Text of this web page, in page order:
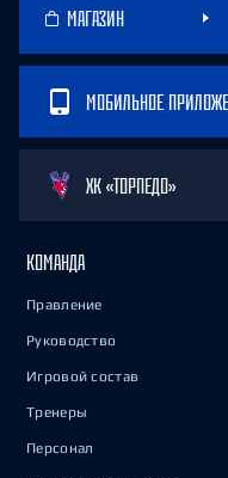
МАГАЗИН
МОБИЛЬНОЕ
ХК «ТОРПЕДО»
КОМАНДА
Правление
Руководство
Игровой состав
Тренеры
Персонал